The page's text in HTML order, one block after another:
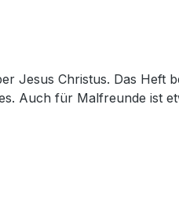
Jesus Christus. Das Heft
Auch für Malfreunde ist